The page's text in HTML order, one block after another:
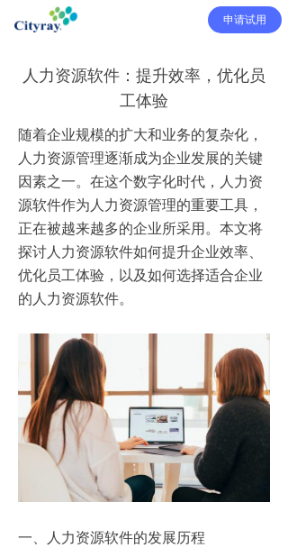
申请试用
人力资源软件：提升效率，优化员
工体验
随着企业规模的扩大和业务的复杂化，
人力资源管理逐渐成为企业发展的关键
因素之一。在这个数字化时代，人力资
源软件作为人力资源管理的重要工具，
正在被越来越多的企业所采用。本文将
探讨人力资源软件如何提升企业效率、
优化员工体验，以及如何选择适合企业
的人力资源软件。
一、人力资源软件的发展历程